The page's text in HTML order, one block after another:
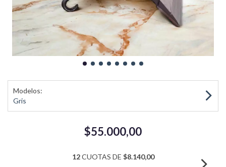
Modelos:
Gris
$55.000,00
12CUOTAS DE $8.140,00